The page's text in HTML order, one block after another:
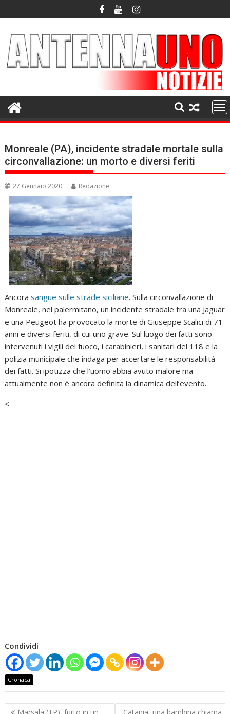
to
Monreale (PA), incidente stradale mortale sulla
circonvallazione: un morto e diversi feriti
27 Gennaio 2020 Redazione
Ancorasangue sulle strade siciliane. Sulla circonvallazione di
Monreale, nel palermitano, un incidente stradale tra una Jaguar
e una Peugeot ha provocato la morte di Giuseppe Scalici di 71
anni e diversi feriti, di cui uno grave. Sul luogo dei fatti sono
intervenuti i vigili del fuoco, i carabinieri, i sanitari del 118 e la
polizia municipale che indaga per accertare le responsabilità
dei fatti. Si ipotizza che l’uomo abbia avuto malore ma
attualmente non è ancora definita la dinamica dell’evento.
<
Condividi
Cronaca
Navigazione